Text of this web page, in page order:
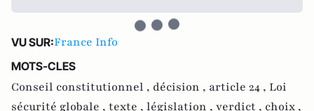
VU SUR:France Info
MOTS-CLES
Conseil constitutionnel , décision , article 24 , Loi
sécurité globale , texte , législation , verdict , choix ,